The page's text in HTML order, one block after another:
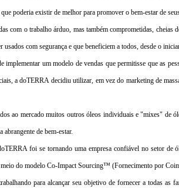
poderia existir de melhor para promover o bem-estar de
com o trabalho árduo, mas também comprometidas, cheias
com segurança e que beneficiem a todos, desde o
um modelo de vendas que permitisse que as
a doTERRA decidiu utilizar, em vez do marketing de
ao mercado muitos outros óleos individuais e "mixes" de
de bem-estar.
foi se tornando uma empresa confiável no setor de
meio do modelo Co-Impact Sourcing™ (Fornecimento por
para alcançar seu objetivo de fornecer a todas as